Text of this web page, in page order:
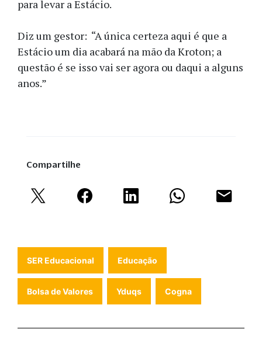
para levar a Estácio.
Diz um gestor: “A única certeza aqui é que a
Estácio um dia acabará na mão da Kroton; a
questão é se isso vai ser agora ou daqui a alguns
anos.”
Compartilhe
SER Educacional Educação
Bolsa de Valores Yduqs Cogna